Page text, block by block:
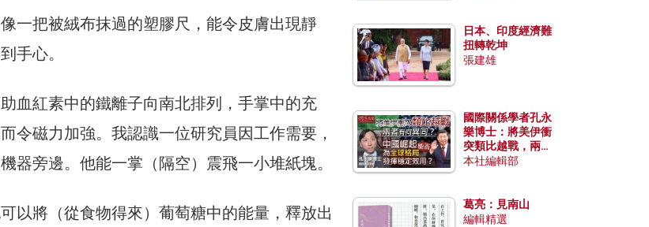
一把被絨布抹過的塑膠尺，能令皮膚出現靜
手心。
血紅素中的鐵離子向南北排列，手掌中的充
令磁力加強。我認識一位研究員因工作需要，
器旁邊。他能一掌（隔空）震飛一小堆紙塊。
以將（從食物得來）葡萄糖中的能量，釋放出
日本、印度經濟難
扭轉乾坤
張建雄
國際關係學者孔永
樂博士：將美伊衝
突類比越戰，兩者
有何異同？中國崛
本社編輯部
葛亮：見南山
編輯精選